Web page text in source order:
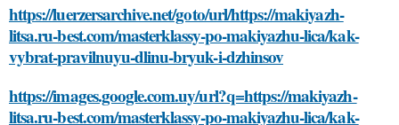
https://luerzersarchive.net/goto/url/https://makiyazh-
litsa.ru-best.com/masterklassy-po-makiyazhu-lica/kak-
vybrat-pravilnuyu-dlinu-bryuk-i-dzhinsov
https://images.google.com.uy/url?q=https://makiyazh-
litsa.ru-best.com/masterklassy-po-makiyazhu-lica/kak-